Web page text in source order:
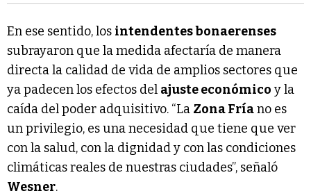
En ese sentido, los intendentes bonaerenses
subrayaron que la medida afectaría de manera
directa la calidad de vida de amplios sectores que
ya padecen los efectos del ajuste económico y la
caída del poder adquisitivo. “La Zona Fríano es
un privilegio, es una necesidad que tiene que ver
con la salud, con la dignidad y con las condiciones
climáticas reales de nuestras ciudades”, señaló
Wesner.